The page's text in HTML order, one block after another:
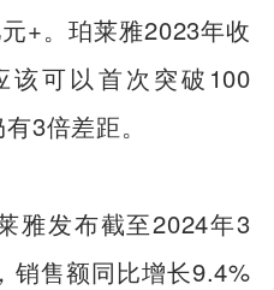
+。珀莱雅2023年收
该可以首次突破100
3倍差距。
雅发布截至2024年3
销售额同比增长9.4%